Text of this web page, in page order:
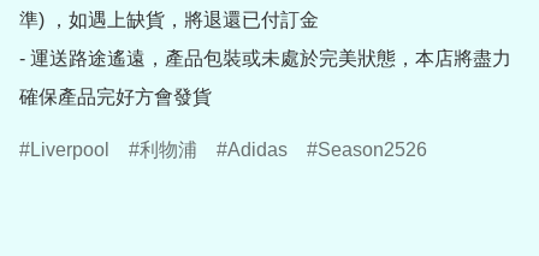
準) ，如遇上缺貨，將退還已付訂金
- 運送路途遙遠，產品包裝或未處於完美狀態，本店將盡力
確保產品完好方會發貨
Liverpool 利物浦 Adidas Season2526